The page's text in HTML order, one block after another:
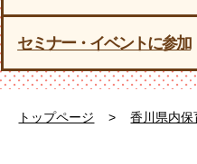
セミナー・イベントに参加
トップページ > 香川県内保